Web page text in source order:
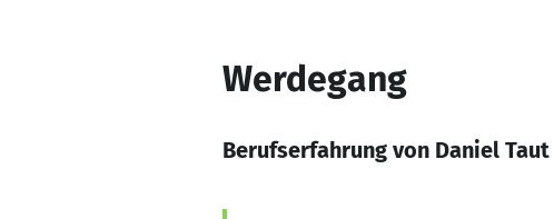
Werdegang
Berufserfahrung von Daniel Taut